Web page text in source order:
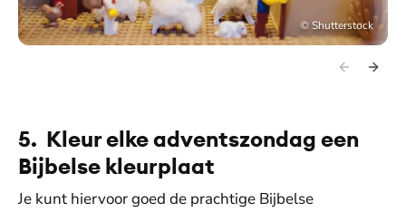
©Shutterstock
5. Kleur elke adventszondag een
Bijbelse kleurplaat
Je kunt hiervoor goed de prachtige Bijbelse